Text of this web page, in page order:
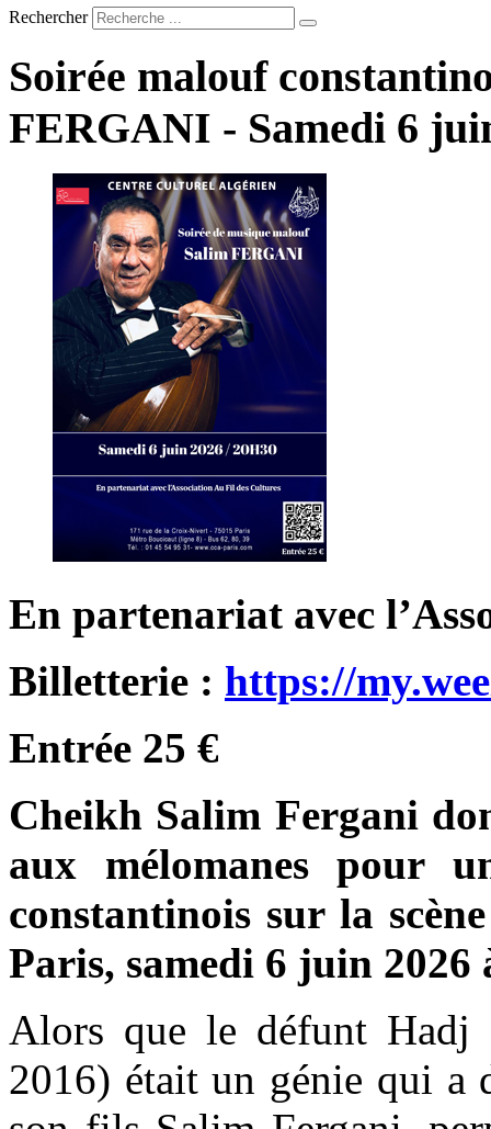
Rechercher
Soirée malouf
FERGANI - Samedi 6
En partenariat avec
Billetterie : https://
Entrée 25 €
Cheikh Salim Fergani
aux mélomanes pour
constantinois sur la
Paris, samedi 6 juin 2026
Alors que le défunt Hadj
2016) était un génie qui a